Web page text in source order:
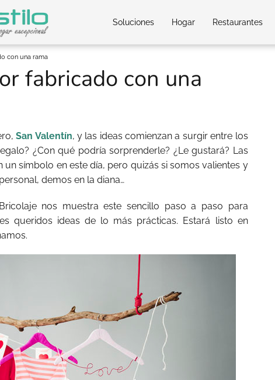
Soluciones Hogar Restaurantes
con una rama
fabricado con una
San Valentín, y las ideas comienzan a surgir entre los
¿Con qué podría sorprenderle? ¿Le gustará? Las
un símbolo en este día, pero quizás si somos valientes y
demos en la diana…
nos muestra este sencillo paso a paso para
queridos ideas de lo más prácticas. Estará listo en